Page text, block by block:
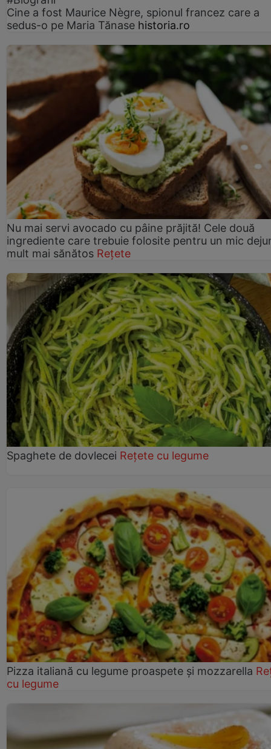
Cine a fost Maurice Nègre, spionul francez care a
sedus-o pe Maria Tănase historia.ro
Nu mai servi avocado cu pâine prăjită! Cele două
ingrediente care trebuie folosite pentru un mic
mult mai sănătos Rețete
Spaghete de dovlecei Rețete cu legume
Pizza italiană cu legume proaspete și mozzarella
cu legume